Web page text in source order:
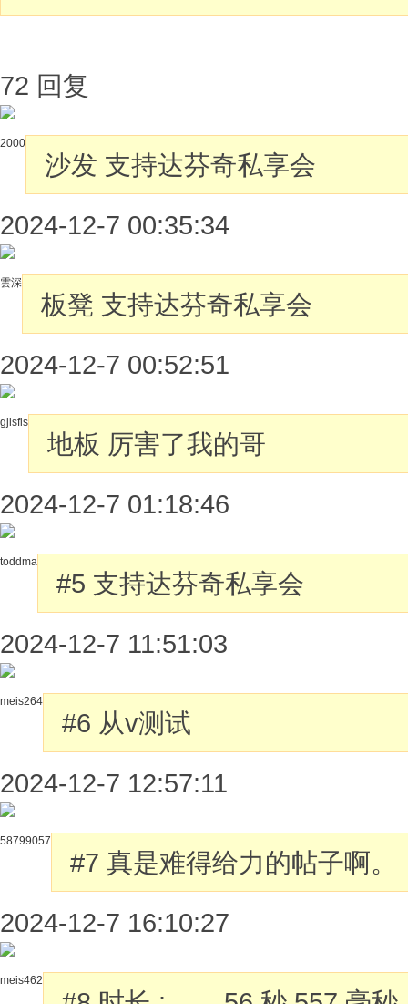
72 回复
2000
沙发 支持达芬奇私享会
2024-12-7 00:35:34
雲深
板凳 支持达芬奇私享会
2024-12-7 00:52:51
gjlsfls
地板 厉害了我的哥
2024-12-7 01:18:46
toddma
#5 支持达芬奇私享会
2024-12-7 11:51:03
meis264
#6 从v测试
2024-12-7 12:57:11
58799057
#7 真是难得给力的帖子啊。
2024-12-7 16:10:27
meis462